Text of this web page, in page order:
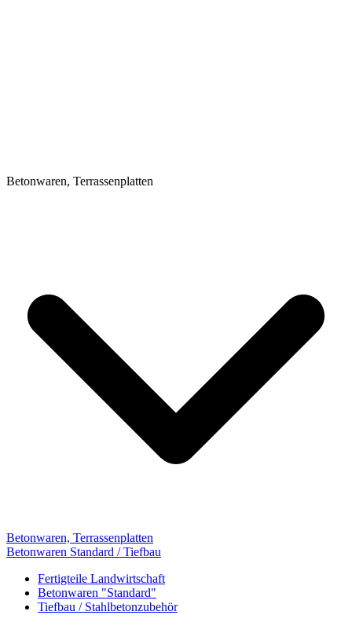
Betonwaren, Terrassenplatten
Betonwaren, Terrassenplatten
Betonwaren Standard / Tiefbau
Fertigteile Landwirtschaft
Betonwaren "Standard"
Tiefbau / Stahlbetonzubehör